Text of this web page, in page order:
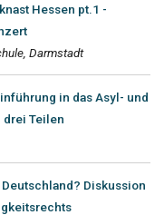
Hessen pt.1 -
Darmstadt
in das Asyl- und
Teilen
Deutschland? Diskussion